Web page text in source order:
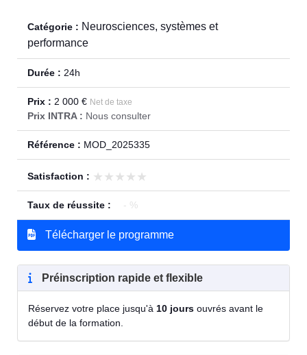
Catégorie : Neurosciences, systèmes et
performance
Durée : 24h
Prix : 2 000 € Net de taxe
Prix INTRA : Nous consulter
Référence : MOD_2025335
Satisfaction : ★★★★★
★★★★★
Taux de réussite : - %
Télécharger le programme
Préinscription rapide et flexible
Réservez votre place jusqu'à 10 jours ouvrés avant le
début de la formation.